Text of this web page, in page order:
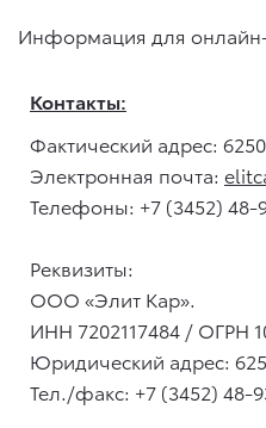
Информация для онлайн-
Контакты:
Фактический адрес:
Электронная почта:
Телефоны: +7 (3452) 48-
Реквизиты:
ООО «Элит Кар».
ИНН 7202117484 / ОГРН
Юридический адрес:
Тел./факс: +7 (3452) 48-